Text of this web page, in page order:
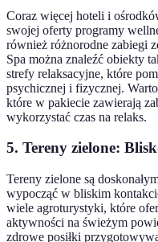
Coraz więcej hoteli i
swojej oferty programy
również różnorodne zabiegi
Spa można znaleźć obiekty
strefy relaksacyjne, które
psychicznej i fizycznej.
które w pakiecie zawierają
wykorzystać czas na relaks.
5. Tereny zielone:
Tereny zielone są
wypocząć w bliskim
wiele agroturystyki, które
aktywności na świeżym
zdrowe posiłki